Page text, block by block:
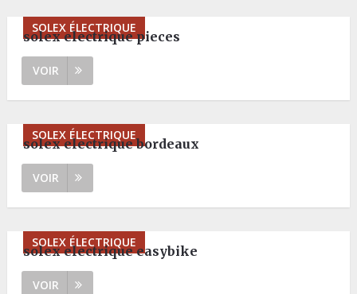
SOLEX ÉLECTRIQUE
solex electrique pieces
VOIR
SOLEX ÉLECTRIQUE
solex electrique bordeaux
VOIR
SOLEX ÉLECTRIQUE
solex electrique easybike
VOIR